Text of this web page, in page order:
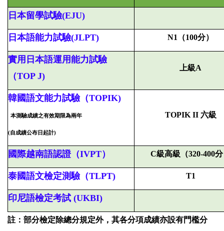
日本留學試驗(EJU)
日本語能力試驗(JLPT) N1 （100分）
實用日本語運用能力試驗
（TOP J)
上級A
韓國語文能力試驗（TOPIK)
本測驗成績之有效期限為兩年
(自成績公布日起計)
TOPIK II 六級
國際越南語認證（IVPT） C級高級（320-400
泰國語文檢定測驗（TLPT) T1
印尼語檢定考試 (UKBI)
註：部分檢定除總分規定外，其各分項成績亦設有門檻分